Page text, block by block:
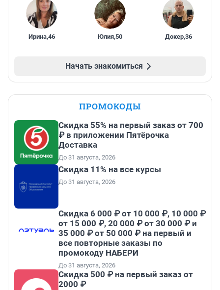
Ирина,46 Юлия,50 Докер,36
Начать знакомиться
ПРОМОКОДЫ
Скидка 55% на первый заказ от 700
₽ в приложении Пятёрочка
Доставка
До 31 августа, 2026
Скидка 11% на все курсы
До 31 августа, 2026
Скидка 6 000 ₽ от 10 000 ₽, 10 000 ₽
от 15 000 ₽, 20 000 ₽ от 30 000 ₽ и
35 000 ₽ от 50 000 ₽ на первый и
все повторные заказы по
промокоду НАБЕРИ
До 31 августа, 2026
Скидка 500 ₽ на первый заказ от
2000 ₽